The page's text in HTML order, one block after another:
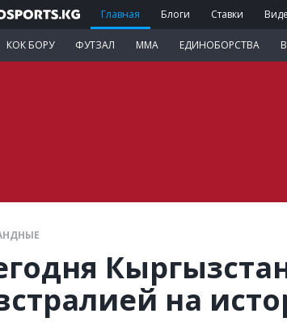
Главная Блоги Ставки
КОК БОРУ ФУТЗАЛ ММА ЕДИНОБОРСТВА
на